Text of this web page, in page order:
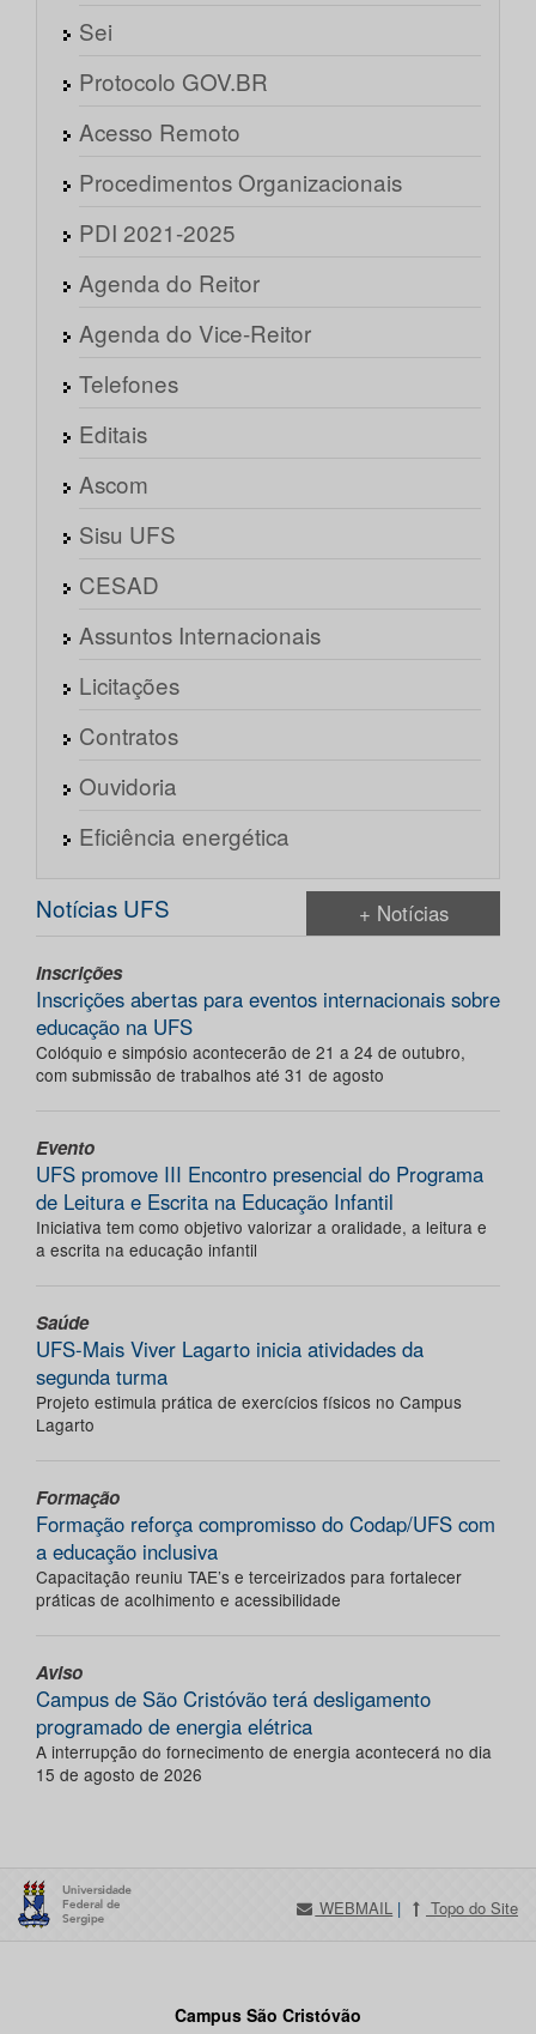
Sei
Protocolo GOV.BR
Acesso Remoto
Procedimentos Organizacionais
PDI 2021-2025
Agenda do Reitor
Agenda do Vice-Reitor
Telefones
Editais
Ascom
Sisu UFS
CESAD
Assuntos Internacionais
Licitações
Contratos
Ouvidoria
Eficiência energética
Notícias UFS + Notícias
Inscrições
Inscrições abertas para eventos internacionais sobre
educação na UFS
Colóquio e simpósio acontecerão de 21 a 24 de outubro,
com submissão de trabalhos até 31 de agosto
Evento
UFS promove III Encontro presencial do Programa
de Leitura e Escrita na Educação Infantil
Iniciativa tem como objetivo valorizar a oralidade, a leitura e
a escrita na educação infantil
Saúde
UFS-Mais Viver Lagarto inicia atividades da
segunda turma
Projeto estimula prática de exercícios físicos no Campus
Lagarto
Formação
Formação reforça compromisso do Codap/UFS com
a educação inclusiva
Capacitação reuniu TAE’s e terceirizados para fortalecer
práticas de acolhimento e acessibilidade
Aviso
Campus de São Cristóvão terá desligamento
programado de energia elétrica
A interrupção do fornecimento de energia acontecerá no dia
15 de agosto de 2026
WEBMAIL | Topo do Site
Campus São Cristóvão